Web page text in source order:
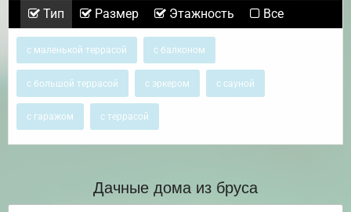
Тип Размер Этажность Все
с маленькой террасой с балконом
с большой террасой с эркером с сауной
с гаражом с террасой
Дачные дома из бруса